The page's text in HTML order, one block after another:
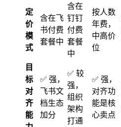
定
价
模
式
含在飞
书付费
套餐中
含在
钉钉
付费
套餐
中
按人数
年费，
中高价
位
目
标
对
齐
能
✅ 强，
飞书文
档生态
加分
✅ 较
强，
组织
架构
打通
✅ 强，
对齐功
能是核
心卖点